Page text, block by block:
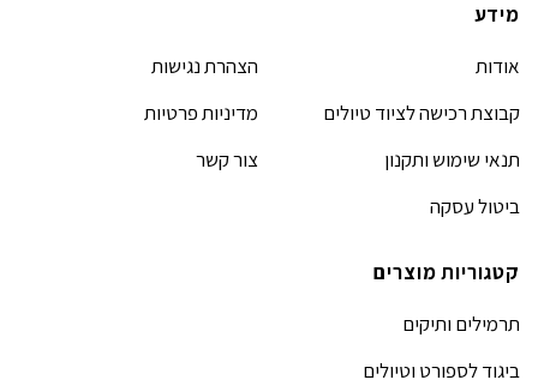
מידע
אודות
קבוצת רכישה לציוד טיולים
תנאי שימוש ותקנון
ביטול עסקה
הצהרת נגישות
מדיניות פרטיות
צור קשר
קטגוריות מוצרים
תרמילים ותיקים
ביגוד לספורט וטיולים